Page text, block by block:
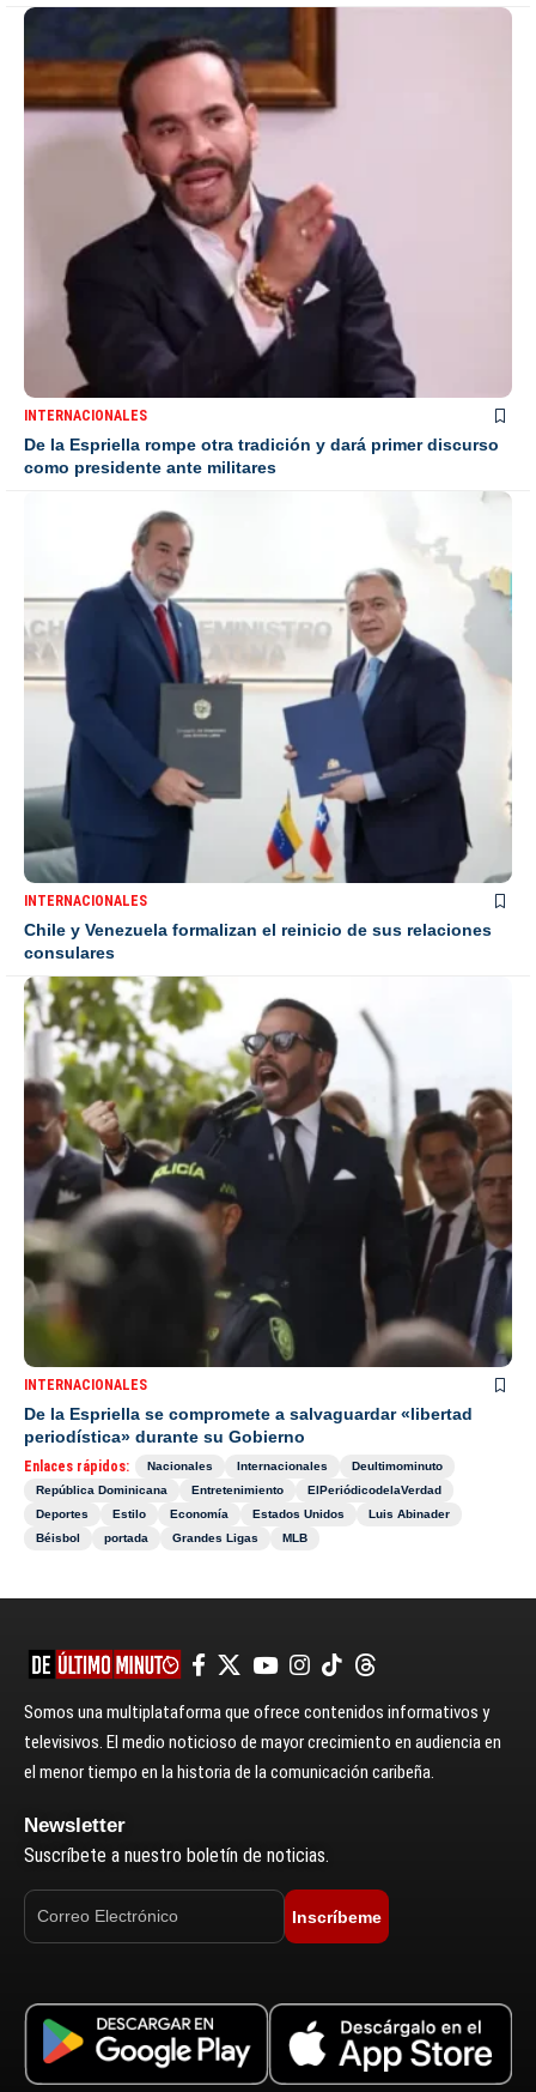
INTERNACIONALES
De la Espriella rompe otra tradición y dará primer discurso
como presidente ante militares
INTERNACIONALES
Chile y Venezuela formalizan el reinicio de sus relaciones
consulares
INTERNACIONALES
De la Espriella se compromete a salvaguardar «libertad
periodística» durante su Gobierno
Enlaces rápidos: Nacionales Internacionales
Deultimominuto
República Dominicana
Entretenimiento
ElPeriódicodelaVerdad
Deportes
Estilo Economía Estados Unidos
Luis Abinader
Béisbol
portada Grandes Ligas MLB
Somos una multiplataforma que ofrece contenidos informativos y
televisivos. El medio noticioso de mayor crecimiento en audiencia en
el menor tiempo en la historia de la comunicación caribeña.
Newsletter
Suscríbete a nuestro boletín de noticias.
Inscríbeme